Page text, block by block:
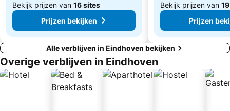
Bekijk prijzen van 16 sites
Prijzen bekijken
Bekijk prijzen van
Prijzen
Alle verblijven in Eindhoven bekijken
Overige verblijven in Eindhoven